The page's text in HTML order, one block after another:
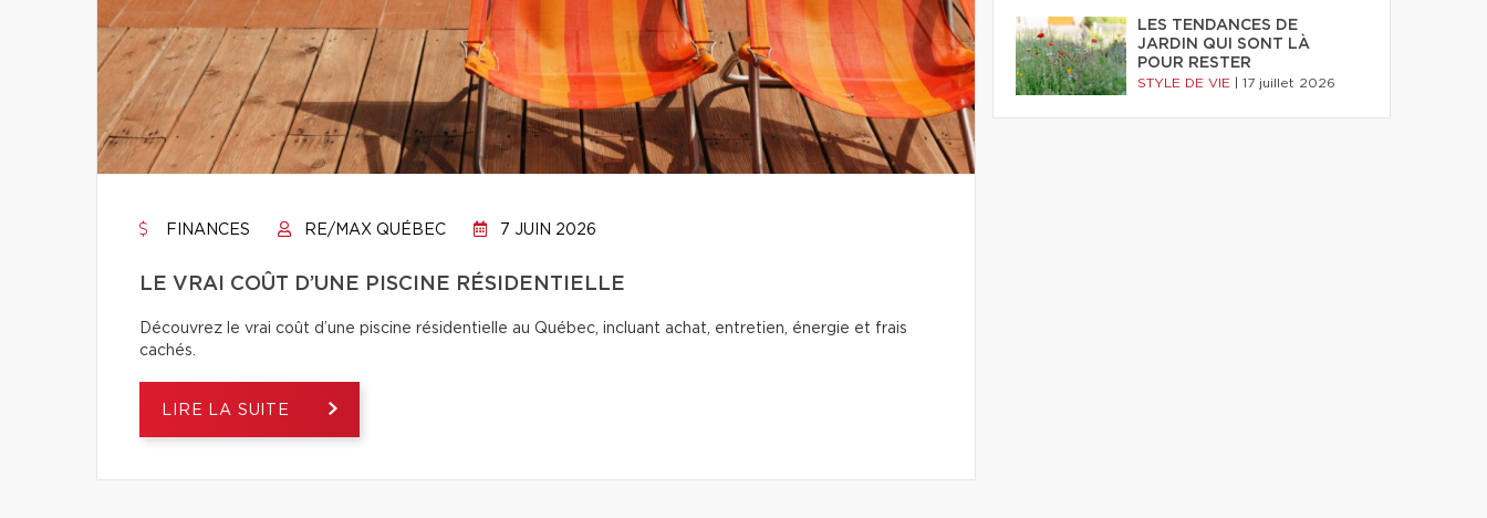
FINANCES RE/MAX QUÉBEC 7 JUIN 2026
LE VRAI COÛT D’UNE PISCINE RÉSIDENTIELLE
Découvrez le vrai coût d’une piscine résidentielle au Québec, incluant achat, entretien, énergie et frais
cachés.
LIRE LA SUITE
LES TENDANCES DE
JARDIN QUI SONT LÀ
POUR RESTER
STYLE DE VIE 17 juillet 2026